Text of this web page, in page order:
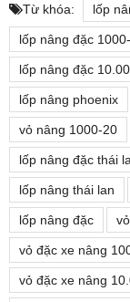
Từ khóa: lốp
lốp nâng đặc
lốp nâng đặc
lốp nâng phoenix
vỏ nâng 1000-20
lốp nâng đặc thái
lốp nâng thái lan
lốp nâng đặc
vỏ đặc xe nâng
vỏ đặc xe nâng